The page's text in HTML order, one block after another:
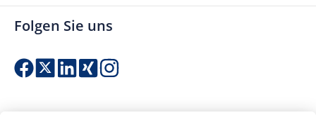
Folgen Sie uns